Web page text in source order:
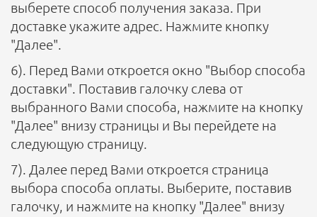
выберете способ получения заказа. При
доставке укажите адрес. Нажмите кнопку
"Далее".
6). Перед Вами откроется окно "Выбор способа
доставки". Поставив галочку слева от
выбранного Вами способа, нажмите на кнопку
"Далее" внизу страницы и Вы перейдете на
следующую страницу.
7). Далее перед Вами откроется страница
выбора способа оплаты. Выберите, поставив
галочку, и нажмите на кнопку "Далее" внизу